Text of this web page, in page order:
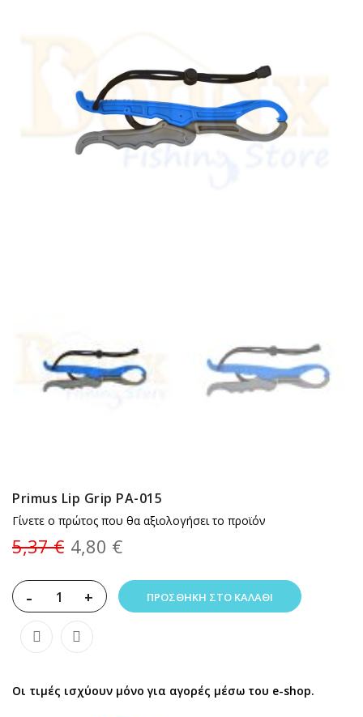
Primus Lip Grip PA-015
Γίνετε ο πρώτος που θα αξιολογήσει το προϊόν
4,80 €
5,37 €
- + ΠΡΟΣΘΉΚΗ ΣΤΟ ΚΑΛΆΘΙ
Οι τιμές ισχύουν μόνο για αγορές μέσω του e-shop.